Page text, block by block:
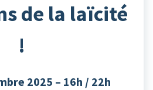
de la laïcité
!
2025 – 16h / 22h